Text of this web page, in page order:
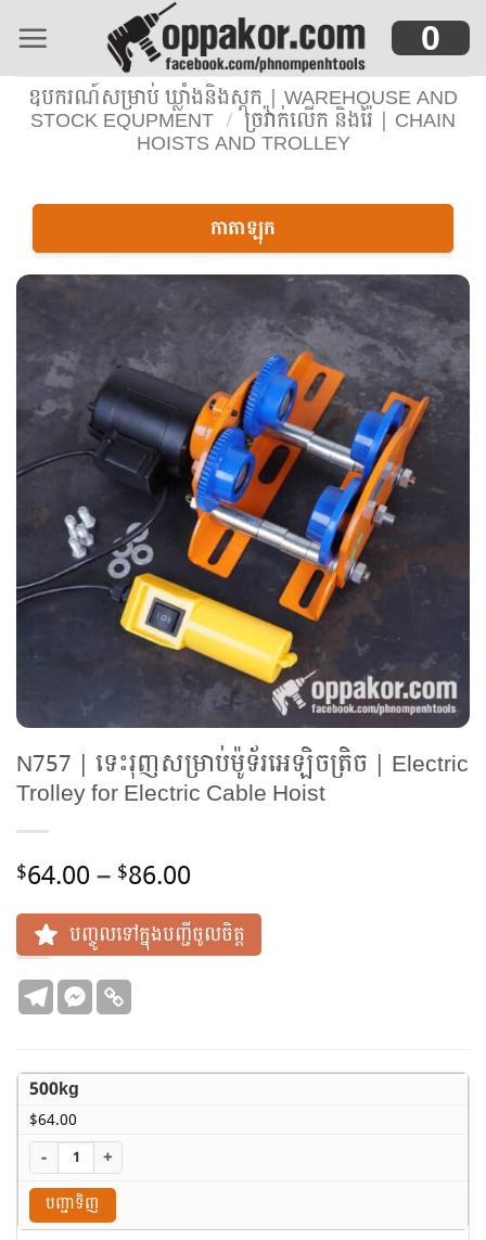
0
ឧបករណ៍សម្រាប់ ឃ្លាំងនិងស្តុក | WAREHOUSE AND
STOCK EQUPMENT / ច្រវ៉ាក់លើក និងរ៉ៃ | CHAIN
HOISTS AND TROLLEY
កាតាឡុក
N757 | ទេះរុញសម្រាប់ម៉ូទ័រអេឡិចត្រិច | Electric
Trolley for Electric Cable Hoist
$64.00– $86.00
range:
$64.00
through
បញ្ចូលទៅក្នុងបញ្ជីចូលចិត្ត
500kg
$64.00
- +
បញ្ជាទិញ